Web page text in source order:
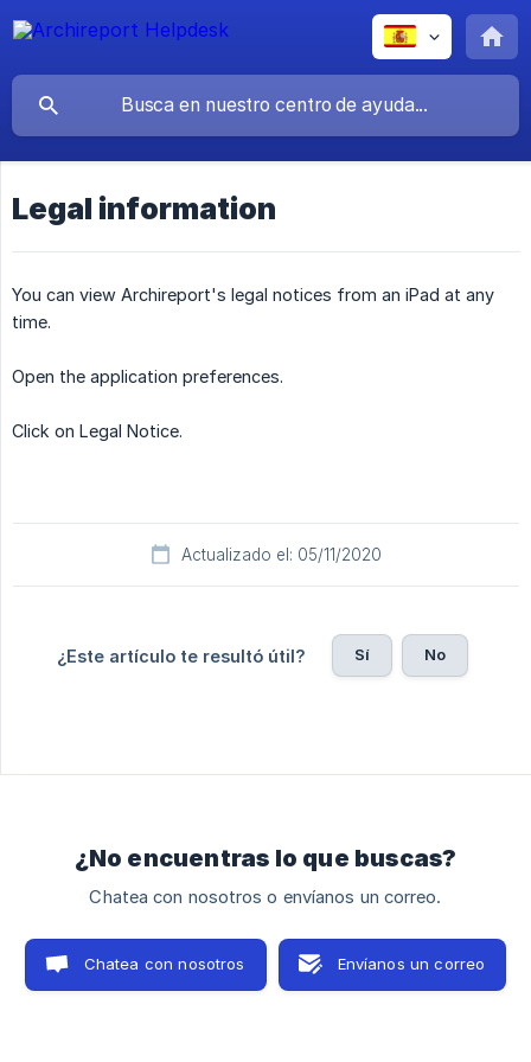
Legal information
You can view Archireport's legal notices from an iPad at any
time.
Open the application preferences.
Click on Legal Notice.
Actualizado el: 05/11/2020
¿Este artículo te resultó útil? Sí No
¿No encuentras lo que buscas?
Chatea con nosotros o envíanos un correo.
Chatea con nosotros Envíanos un correo